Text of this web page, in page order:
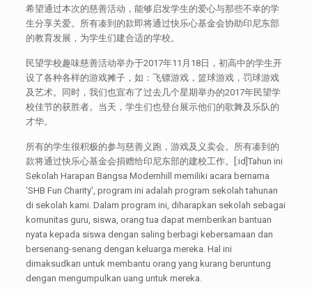
希望通过本次的慈善活动，能够启发学生的爱心与那些不幸的学
生分享关爱。所有凑到的款即将通过快乐心基金会协助印尼东部
的教育发展，为学生们建合适的学校。
民望学校趣味慈善活动举办于2017年11月18日，初高中的学生开
设了各种各样的游戏摊子，如：飞镖游戏，篮球游戏，罚球游戏
及艺术。同时，我们也宣布了过去几个星期举办的2017年民望学
校佳节的获胜者。当天，学生们也登台展示他们的歌舞及乐队的
才华。
所有的学生很积极的参与慈善义跑，游戏及义卖会。所有凑到的
款将通过快乐心基金会捐赠给印尼东部的建校工作。[:id]Tahun ini
Sekolah Harapan Bangsa Modernhill memiliki acara bernama
‘SHB Fun Charity', program ini adalah program sekolah tahunan
di sekolah kami. Dalam program ini, diharapkan sekolah sebagai
komunitas guru, siswa, orang tua dapat memberikan bantuan
nyata kepada siswa dengan saling berbagi kebersamaan dan
bersenang-senang dengan keluarga mereka. Hal ini
dimaksudkan untuk membantu orang yang kurang beruntung
dengan mengumpulkan uang untuk mereka.